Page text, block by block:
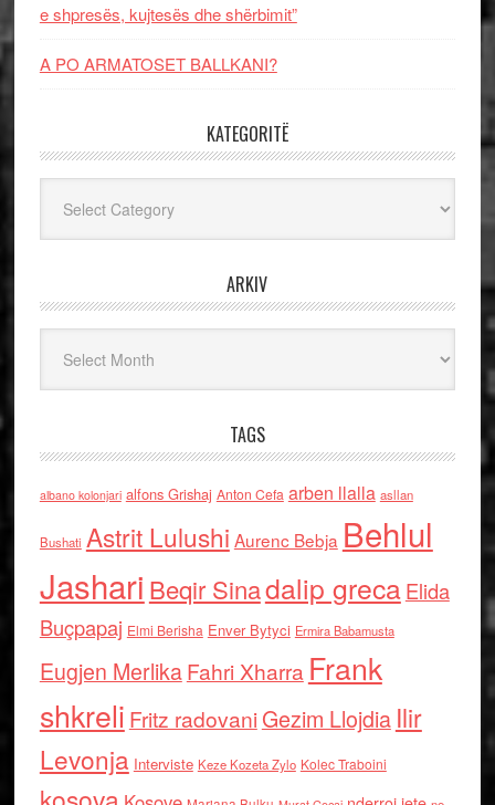
e shpresës, kujtesës dhe shërbimit”
A PO ARMATOSET BALLKANI?
KATEGORITË
ARKIV
TAGS
albano kolonjari alfons Grishaj Anton Cefa arben llalla asllan
Bushati Astrit Lulushi Aurenc Bebja Behlul
Jashari Beqir Sinadalip grecaElida
Buçpapaj Elmi Berisha Enver Bytyci Ermira Babamusta
Eugjen MerlikaFahri Xharra Frank
shkreli Fritz radovaniGezim Llojdia Ilir
Levonja Interviste Keze Kozeta Zylo Kolec Traboini